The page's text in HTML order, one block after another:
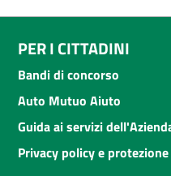
PER I CITTADINI
Bandi di concorso
Auto Mutuo Aiuto
Guida ai servizi
Privacy policy e